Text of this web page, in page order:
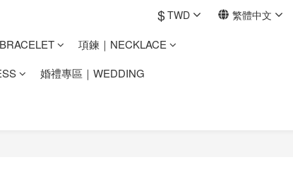
$TWD 繁體中文
項鍊｜NECKLACE
婚禮專區｜WEDDING